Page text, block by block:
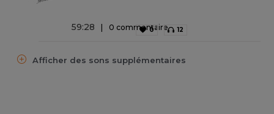
59:28 0 commentaire
0 12
Afficher des sons supplémentaires